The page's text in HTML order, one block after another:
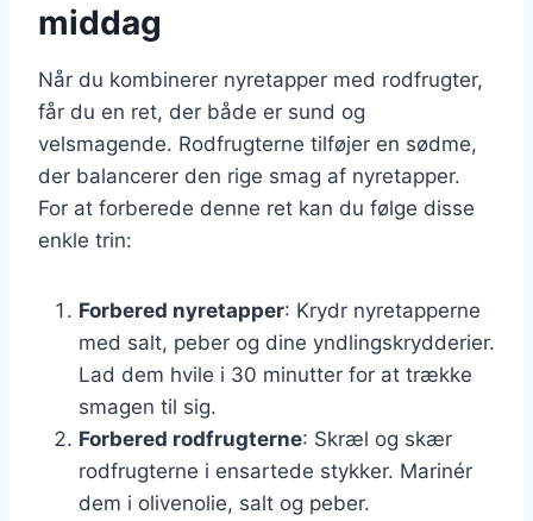
middag
Når du kombinerer nyretapper med rodfrugter,
får du en ret, der både er sund og
velsmagende. Rodfrugterne tilføjer en sødme,
der balancerer den rige smag af nyretapper.
For at forberede denne ret kan du følge disse
enkle trin:
Forbered nyretapper: Krydr nyretapperne
med salt, peber og dine yndlingskrydderier.
Lad dem hvile i 30 minutter for at trække
smagen til sig.
Forbered rodfrugterne: Skræl og skær
rodfrugterne i ensartede stykker. Marinér
dem i olivenolie, salt og peber.